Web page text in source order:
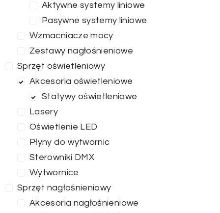
Aktywne systemy liniowe
Pasywne systemy liniowe
Wzmacniacze mocy
Zestawy nagłośnieniowe
Sprzęt oświetleniowy
Akcesoria oświetleniowe
Statywy oświetleniowe
Lasery
Oświetlenie LED
Płyny do wytwornic
Sterowniki DMX
Wytwornice
Sprzęt nagłośnieniowy
Akcesoria nagłośnieniowe